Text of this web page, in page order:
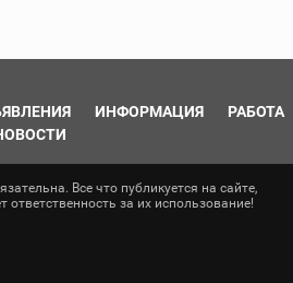
ИНФОРМАЦИЯ РАБОТА
Все что публикуется на сайте,
за их использование!